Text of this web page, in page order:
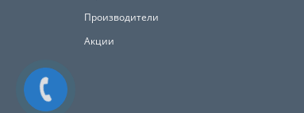
Производители
Акции